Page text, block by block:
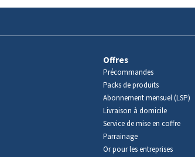
Offres
Précommandes
Packs de produits
Abonnement mensuel (LSP)
Livraison à domicile
Service de mise en coffre
Parrainage
Or pour les entreprises